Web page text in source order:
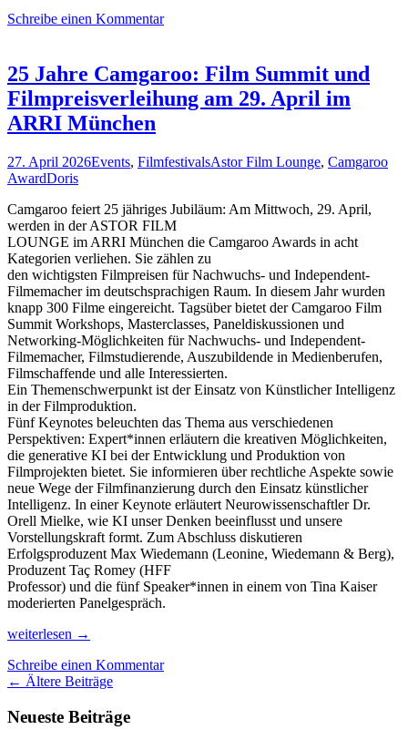
Schreibe einen Kommentar
25 Jahre Camgaroo: Film Summit und
Filmpreisverleihung am 29. April im
ARRI München
27. April 2026Events, FilmfestivalsAstor Film Lounge, Camgaroo
AwardDoris
Camgaroo feiert 25 jähriges Jubiläum: Am Mittwoch, 29. April,
werden in der ASTOR FILM
LOUNGE im ARRI München die Camgaroo Awards in acht
Kategorien verliehen. Sie zählen zu
den wichtigsten Filmpreisen für Nachwuchs- und Independent-
Filmemacher im deutschsprachigen Raum. In diesem Jahr wurden
knapp 300 Filme eingereicht. Tagsüber bietet der Camgaroo Film
Summit Workshops, Masterclasses, Paneldiskussionen und
Networking-Möglichkeiten für Nachwuchs- und Independent-
Filmemacher, Filmstudierende, Auszubildende in Medienberufen,
Filmschaffende und alle Interessierten.
Ein Themenschwerpunkt ist der Einsatz von Künstlicher Intelligenz
in der Filmproduktion.
Fünf Keynotes beleuchten das Thema aus verschiedenen
Perspektiven: Expert*innen erläutern die kreativen Möglichkeiten,
die generative KI bei der Entwicklung und Produktion von
Filmprojekten bietet. Sie informieren über rechtliche Aspekte sowie
neue Wege der Filmfinanzierung durch den Einsatz künstlicher
Intelligenz. In einer Keynote erläutert Neurowissenschaftler Dr.
Orell Mielke, wie KI unser Denken beeinflusst und unsere
Vorstellungskraft formt. Zum Abschluss diskutieren
Erfolgsproduzent Max Wiedemann (Leonine, Wiedemann & Berg),
Produzent Taç Romey (HFF
Professor) und die fünf Speaker*innen in einem von Tina Kaiser
moderierten Panelgespräch.
25
Camgaroo:
Film
und
Filmpreisverleihung
weiterlesen →
Schreibe einen Kommentar
Beitrags-
Navigation
← Ältere Beiträge
Neueste Beiträge